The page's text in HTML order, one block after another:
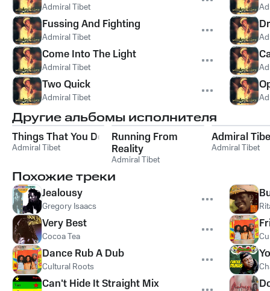
Admiral Tibet
Fussing And Fighting
Admiral Tibet
Come Into The Light
Admiral Tibet
Two Quick
Admiral Tibet
Другие альбомы исполнителя
Things That You Do
Admiral Tibet
Running From
Reality
Admiral Tibet
Admiral
Admiral Tibet
Похожие треки
Jealousy
Gregory Isaacs
Very Best
Cocoa Tea
Dance Rub A Dub
Cultural Roots
Can't Hide It Straight Mix